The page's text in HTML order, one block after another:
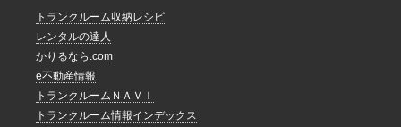
トランクルーム収納レシピ
レンタルの達人
かりるなら.com
e不動産情報
トランクルームＮＡＶＩ
トランクルーム情報インデックス